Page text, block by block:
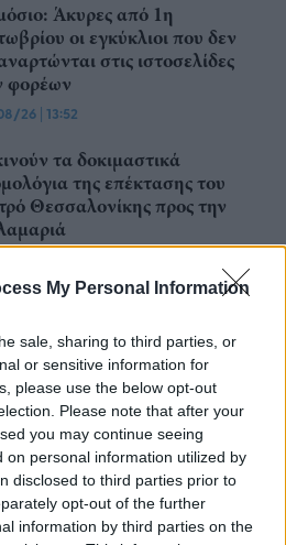
My Personal Information
sale, sharing to third parties, or
or sensitive information for
please use the below opt-out
Please note that after your
you may continue seeing
on personal information utilized by
disclosed to third parties prior to
opt-out of the further
information by third parties on the
Άκυρες από 1η
οι εγκύκλιοι που δεν
στις ιστοσελίδες
φορέων
26 | 13:52
τα δοκιμαστικά
της επέκτασης του
Θεσσαλονίκης προς την
Αθήνας: Στο τελικό στάδιο
Γραμμές 2 και 3 - Το έργο
5 μήνες νωρίτερα
26|12:13
σήμερα από τη
Γραμματεία Ιδιωτικών
το καθεστώς της
του Αναπτυξιακού Νόμου